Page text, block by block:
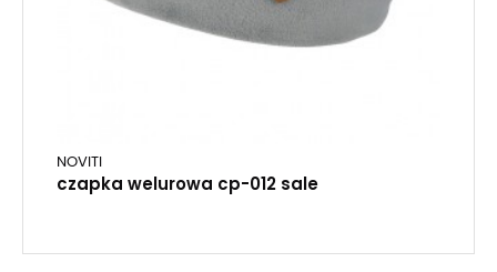
NOVITI
czapka welurowa cp-012 sale